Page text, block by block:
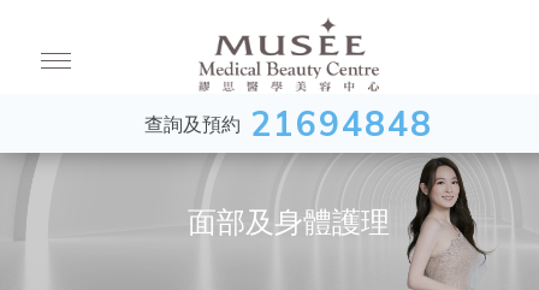
查詢及預約 21694848
面部及身體護理